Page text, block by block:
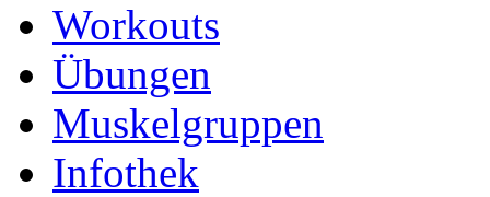
Workouts
Übungen
Muskelgruppen
Infothek